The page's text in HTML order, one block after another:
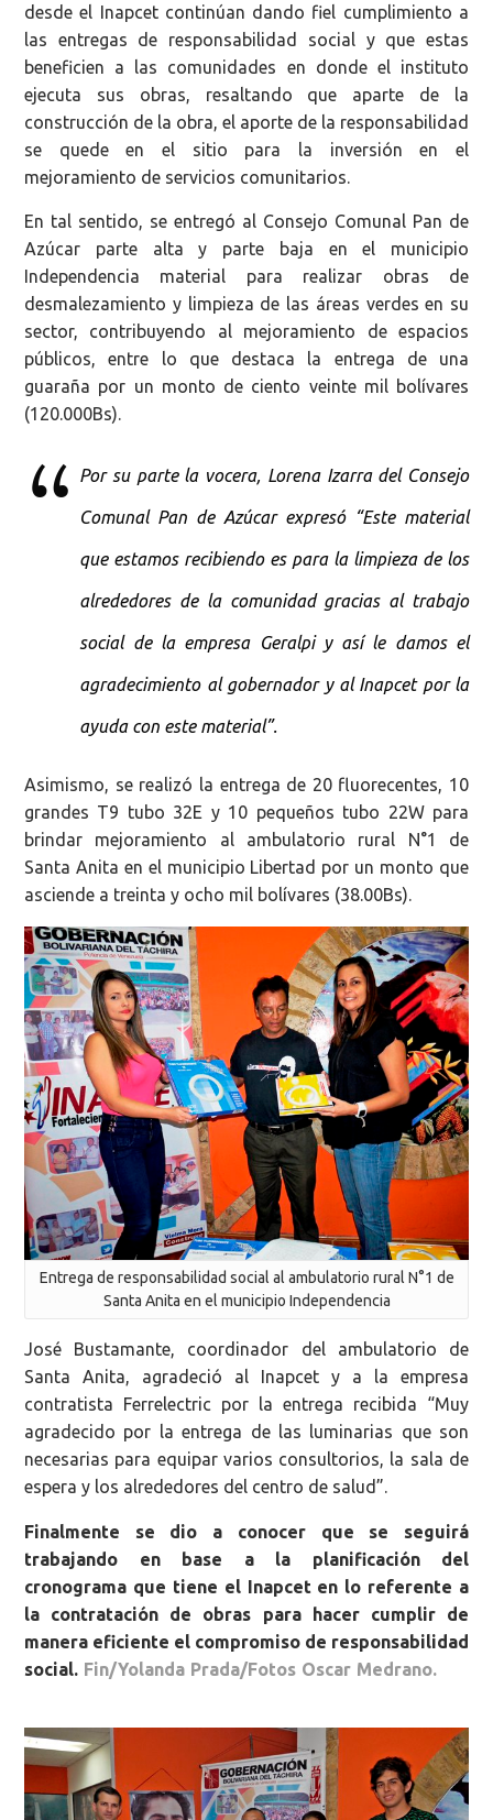
desde el Inapcet continúan dando fiel cumplimiento a
las entregas de responsabilidad social y que estas
beneficien a las comunidades en donde el instituto
ejecuta sus obras, resaltando que aparte de la
construcción de la obra, el aporte de la responsabilidad
se quede en el sitio para la inversión en el
mejoramiento de servicios comunitarios.
En tal sentido, se entregó al Consejo Comunal Pan de
Azúcar parte alta y parte baja en el municipio
Independencia material para realizar obras de
desmalezamiento y limpieza de las áreas verdes en su
sector, contribuyendo al mejoramiento de espacios
públicos, entre lo que destaca la entrega de una
guaraña por un monto de ciento veinte mil bolívares
(120.000Bs).
Por su parte la vocera, Lorena Izarra del Consejo
Comunal Pan de Azúcar expresó “Este material
que estamos recibiendo es para la limpieza de los
alrededores de la comunidad gracias al trabajo
social de la empresa Geralpi y así le damos el
agradecimiento al gobernador y al Inapcet por la
ayuda con este material”.
Asimismo, se realizó la entrega de 20 fluorecentes, 10
grandes T9 tubo 32E y 10 pequeños tubo 22W para
brindar mejoramiento al ambulatorio rural N°1 de
Santa Anita en el municipio Libertad por un monto que
asciende a treinta y ocho mil bolívares (38.00Bs).
Entrega de responsabilidad social al ambulatorio rural N°1 de
Santa Anita en el municipio Independencia
José Bustamante, coordinador del ambulatorio de
Santa Anita, agradeció al Inapcet y a la empresa
contratista Ferrelectric por la entrega recibida “Muy
agradecido por la entrega de las luminarias que son
necesarias para equipar varios consultorios, la sala de
espera y los alrededores del centro de salud”.
Finalmente se dio a conocer que se seguirá
trabajando en base a la planificación del
cronograma que tiene el Inapcet en lo referente a
la contratación de obras para hacer cumplir de
manera eficiente el compromiso de responsabilidad
social. Fin/Yolanda Prada/Fotos Oscar Medrano.